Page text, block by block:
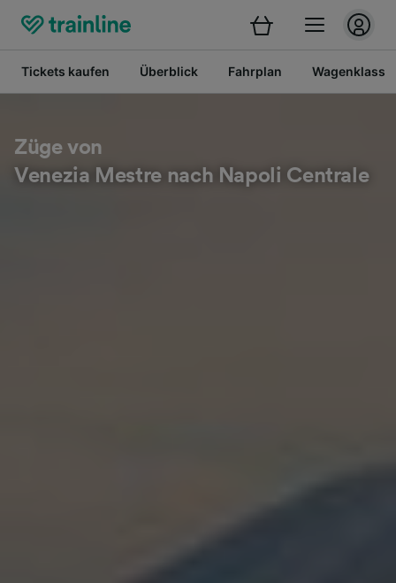
Tickets kaufen Überblick Fahrplan
Züge von
Venezia Mestre nach Napoli Centrale